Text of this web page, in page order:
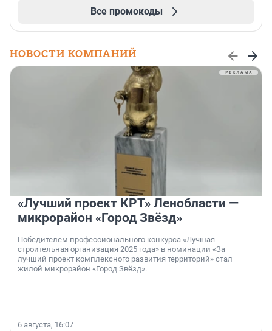
Все промокоды
НОВОСТИ КОМПАНИЙ
«Лучший проект КРТ» Ленобласти —
микрорайон «Город Звёзд»
Победителем профессионального конкурса «Лучшая
строительная организация 2025 года» в номинации «За
лучший проект комплексного развития территорий» стал
жилой микрорайон «Город Звёзд».
6 августа, 16:07